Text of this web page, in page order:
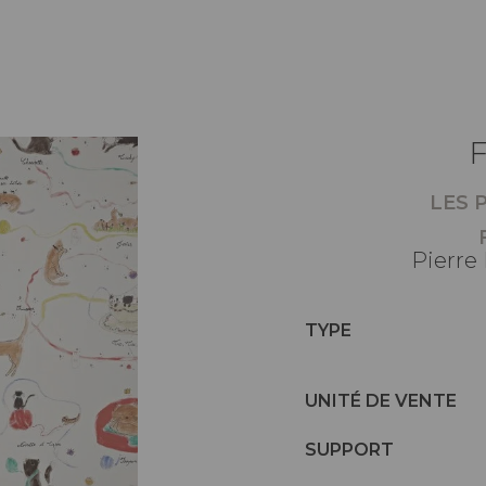
LES
Pierre
TYPE
UNITÉ DE VENTE
SUPPORT